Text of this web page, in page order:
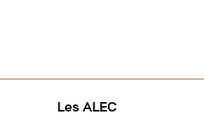
Les ALEC